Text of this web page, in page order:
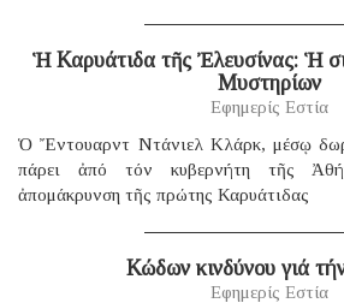
Ἡ Καρυάτιδα τῆς Ἐλευσίνας: Ἡ
Μυστηρίων
Εφημερίς Εστία
Ὁ Ἔντουαρντ Ντάνιελ Κλάρκ, μέσῳ
πάρει ἀπό τόν κυβερνήτη τῆς
ἀπομάκρυνση τῆς πρώτης Καρυάτιδας
Κώδων κινδύνου γιά
Εφημερίς Εστία